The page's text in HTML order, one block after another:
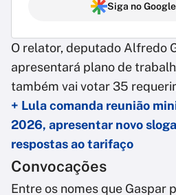
Siga no
O relator, deputado Alfredo
apresentará plano de
também vai votar 35
+ Lula comanda reunião
2026, apresentar novo
respostas ao tarifaço
Convocações
Entre os nomes que Gaspar